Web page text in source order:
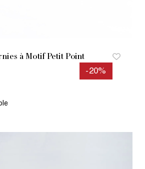
à Motif Petit Point
-20%